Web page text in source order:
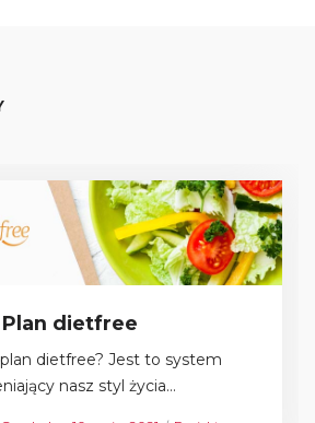
Plan dietfree
dietfree? Jest to system
nasz styl życia…